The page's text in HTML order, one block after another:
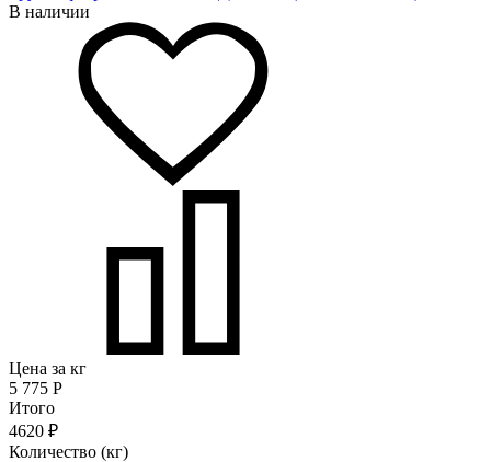
В наличии
Цена за кг
5 775 Р
Итого
4620 ₽
Количество (кг)